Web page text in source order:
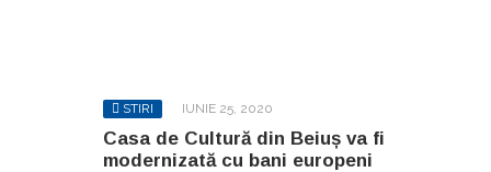
STIRI IUNIE 25, 2020
Casa de Cultură din Beiuș va fi
modernizată cu bani europeni